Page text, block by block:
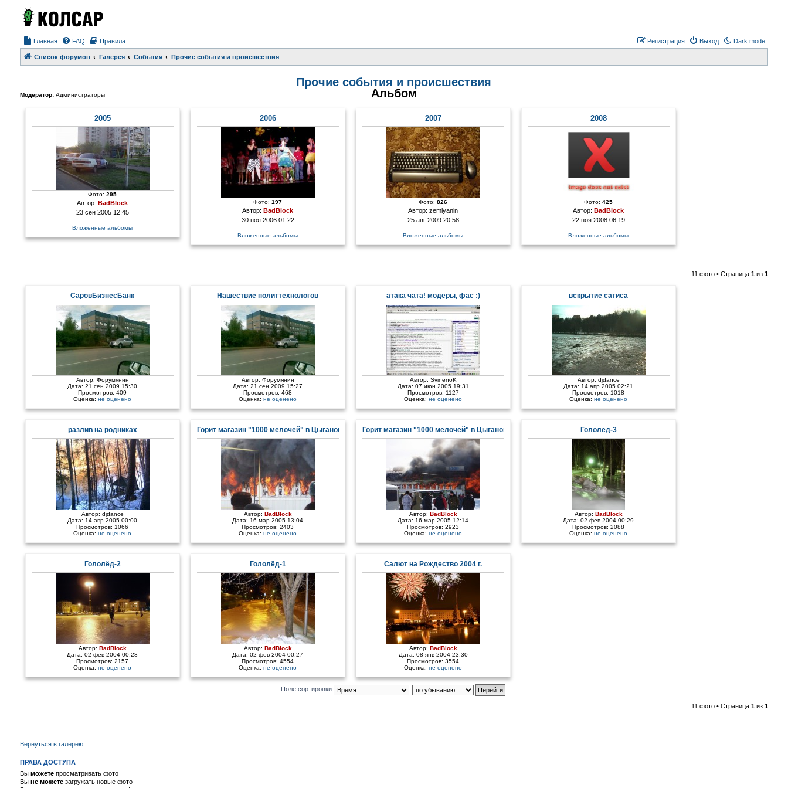
Главная Dark mode
FAQ Правила Выход
Регистрация
Список форумов Галерея События Прочие события и происшествия
Прочие события и происшествия
Модератор: Администраторы Альбом
2005
Фото:295
Автор:BadBlock
23 сен 2005 12:45
Вложенные альбомы
2006
Фото:197
Автор:BadBlock
30 ноя 2006 01:22
Вложенные альбомы
2007
Фото:826
Автор:zemlyanin
25 авг 2009 20:58
Вложенные альбомы
2008
Фото:425
Автор:BadBlock
22 ноя 2008 06:19
Вложенные альбомы
11 фото • Страница1 из1
СаровБизнесБанк
Автор: Форумянин
Дата: 21 сен 2009 15:30
Просмотров: 409
Оценка:не оценено
Нашествие политтехнологов
Автор: Форумянин
Дата: 21 сен 2009 15:27
Просмотров: 468
Оценка:не оценено
атака чата! модеры, фас :)
Автор: SvinenoK
Дата: 07 июн 2005 19:31
Просмотров: 1127
Оценка:не оценено
вскрытие сатиса
Автор: djdance
Дата: 14 апр 2005 02:21
Просмотров: 1018
Оценка:не оценено
разлив на родниках
Автор: djdance
Дата: 14 апр 2005 00:00
Просмотров: 1066
Оценка:не оценено
Горит магазин "1000 мелочей" в Цыгановке - 2
Автор: BadBlock
Дата: 16 мар 2005 13:04
Просмотров: 2403
Оценка:не оценено
Горит магазин "1000 мелочей" в Цыгановке
Автор: BadBlock
Дата: 16 мар 2005 12:14
Просмотров: 2923
Оценка:не оценено
Гололёд-3
Автор: BadBlock
Дата: 02 фев 2004 00:29
Просмотров: 2088
Оценка:не оценено
Гололёд-2
Автор: BadBlock
Дата: 02 фев 2004 00:28
Просмотров: 2157
Оценка:не оценено
Гололёд-1
Автор: BadBlock
Дата: 02 фев 2004 00:27
Просмотров: 4554
Оценка:не оценено
Салют на Рождество 2004 г.
Автор: BadBlock
Дата: 08 янв 2004 23:30
Просмотров: 3554
Оценка:не оценено
Поле сортировки
11 фото • Страница1 из1
Вернуться в галерею
ПРАВА ДОСТУПА
Вы можетепросматривать фото
Вы не можетезагружать новые фото